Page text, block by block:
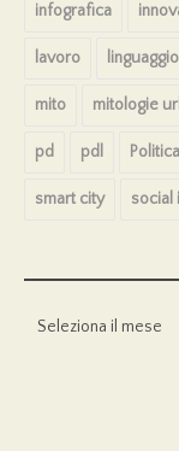
infografica
lavoro linguaggio
mito mitologie
pd pdl Politica
smart city social
Archivi